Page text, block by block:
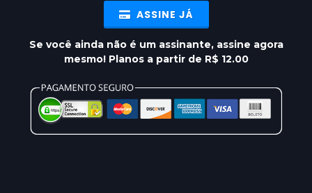
ASSINE JÁ
Se você ainda não é um assinante, assine agora
mesmo! Planos a partir de R$ 12.00